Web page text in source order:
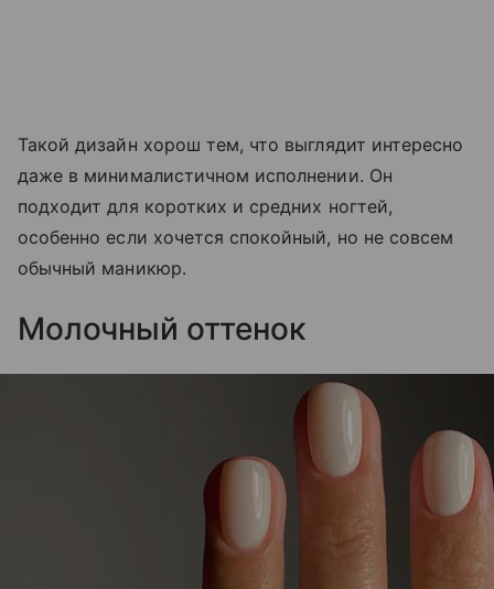
Такой дизайн хорош тем, что выглядит интересно
даже в минималистичном исполнении. Он
подходит для коротких и средних ногтей,
особенно если хочется спокойный, но не совсем
обычный маникюр.
Молочный оттенок